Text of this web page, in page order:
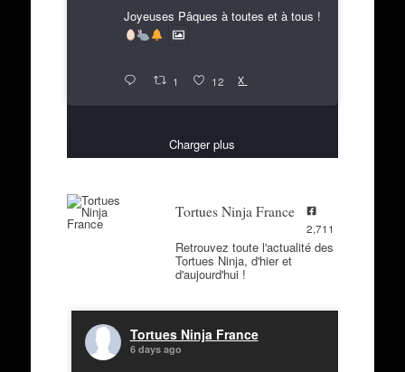
Joyeuses Pâques à toutes et à tous !
1 12 X
Charger plus
Tortues Ninja France
2,711
Retrouvez toute l'actualité des
Tortues Ninja, d'hier et
d'aujourd'hui !
Tortues Ninja France
6 days ago